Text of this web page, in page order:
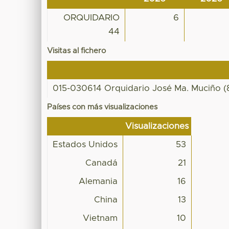
ORQUIDARIO
44
6
Visitas al fichero
015-030614 Orquidario José Ma. Muciño
Países con más visualizaciones
Visualizaciones
Estados Unidos 53
Canadá 21
Alemania 16
China 13
Vietnam 10